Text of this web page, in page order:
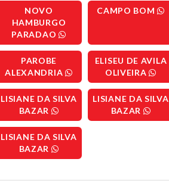
NOVO
HAMBURGO
PARADAO
CAMPO BOM
PAROBE
ALEXANDRIA
ELISEU DE AVILA
OLIVEIRA
LISIANE DA SILVA
BAZAR
LISIANE DA SILVA
BAZAR
LISIANE DA SILVA
BAZAR